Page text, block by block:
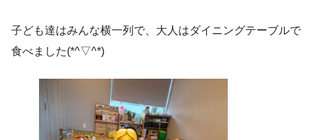
子ども達はみんな横一列で、大人はダイニングテーブルで
食べました(*^▽^*)